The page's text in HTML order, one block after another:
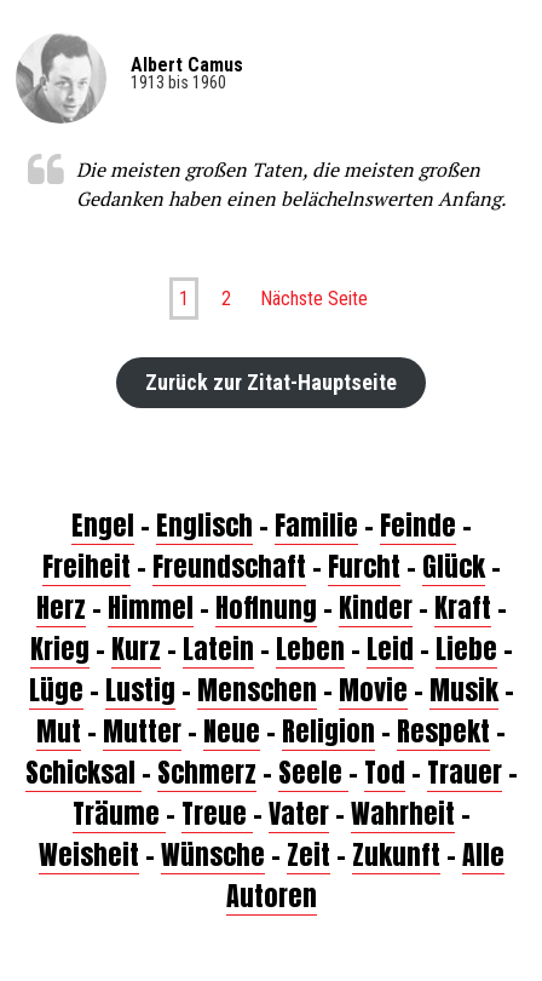
Albert Camus
1913 bis 1960
Die meisten großen Taten, die meisten großen
Gedanken haben einen belächelnswerten Anfang.
1 2 Nächste Seite
Zurück zur Zitat-Hauptseite
Engel – Englisch – Familie – Feinde –
Freiheit – Freundschaft – Furcht – Glück–
Herz – Himmel – Hoffnung – Kinder– Kraft –
Krieg – Kurz – Latein – Leben – Leid – Liebe –
Lüge – Lustig – Menschen – Movie – Musik–
Mut – Mutter– Neue – Religion – Respekt –
Schicksal – Schmerz – Seele – Tod – Trauer–
Träume – Treue –Vater–Wahrheit –
Weisheit –Wünsche – Zeit – Zukunft –Alle
Autoren